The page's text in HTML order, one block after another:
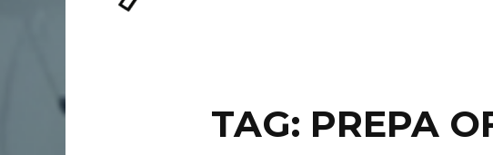
TAG: PREPA